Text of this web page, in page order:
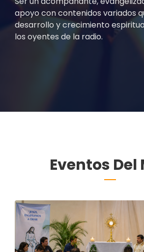
apoyo con contenidos variados
desarrollo y crecimiento
los oyentes de la radio.
Eventos Del